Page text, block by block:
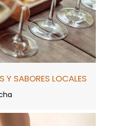
SABORES LOCALES